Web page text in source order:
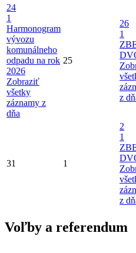
24
1
Harmonogram
vývozu
komunálneho
odpadu na rok
2026
Zobraziť
všetky
záznamy z
dňa
25
26
1
z
31 1
2
1
z
Voľby a referendum